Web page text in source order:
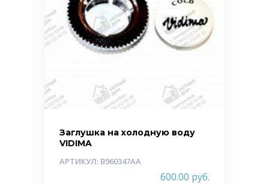
Заглушка на холодную воду
VIDIMA
АРТИКУЛ: B960347AA
600.00 руб.